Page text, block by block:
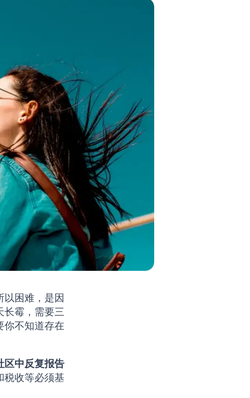
以困难，是因
长霉，需要三
你不知道存在
区中反复报告
税收等必须基